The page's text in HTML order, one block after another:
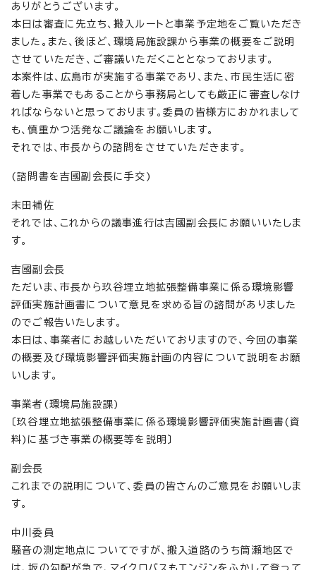
ありがとうございます。
本日は審査に先立ち、搬入ルートと事業予定地をご覧いただき
ました。また、後ほど、環境局施設課から事業の概要をご説明
させていただき、ご審議いただくこととなっております。
本案件は、広島市が実施する事業であり、また、市民生活に密
着した事業でもあることから事務局としても厳正に審査しなけ
ればならないと思っております。委員の皆様方におかれまして
も、慎重かつ活発なご議論をお願いします。
それでは、市長からの諮問をさせていただきます。
(諮問書を吉國副会長に手交)
末田補佐
それでは、これからの議事進行は吉國副会長にお願いいたしま
す。
吉國副会長
ただいま、市長から玖谷埋立地拡張整備事業に係る環境影響
評価実施計画書について意見を求める旨の諮問がありました
のでご報告いたします。
本日は、事業者にお越しいただいておりますので、今回の事業
の概要及び環境影響評価実施計画の内容について説明をお願
いします。
事業者(環境局施設課)
〔玖谷埋立地拡張整備事業に係る環境影響評価実施計画書(資
料)に基づき事業の概要等を説明〕
副会長
これまでの説明について、委員の皆さんのご意見をお願いしま
す。
中川委員
騒音の測定地点についてですが、搬入道路のうち筒瀬地区で
は、坂の勾配が急で、マイクロバスもエンジンをふかして登って